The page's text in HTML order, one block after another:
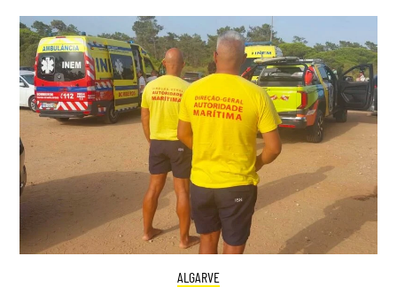
ALGARVE